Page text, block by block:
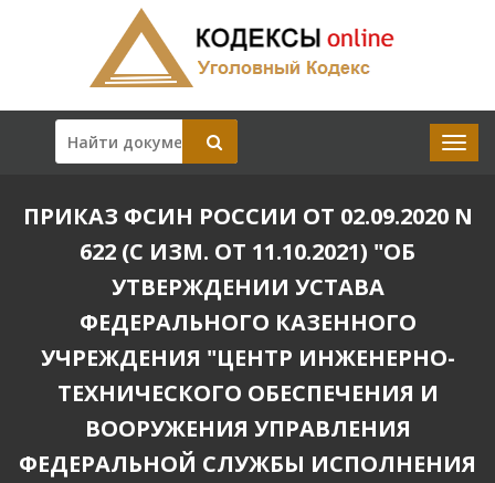
ПРИКАЗ ФСИН РОССИИ ОТ 02.09.2020 N
622 (С ИЗМ. ОТ 11.10.2021) "ОБ
УТВЕРЖДЕНИИ УСТАВА
ФЕДЕРАЛЬНОГО КАЗЕННОГО
УЧРЕЖДЕНИЯ "ЦЕНТР ИНЖЕНЕРНО-
ТЕХНИЧЕСКОГО ОБЕСПЕЧЕНИЯ И
ВООРУЖЕНИЯ УПРАВЛЕНИЯ
ФЕДЕРАЛЬНОЙ СЛУЖБЫ ИСПОЛНЕНИЯ